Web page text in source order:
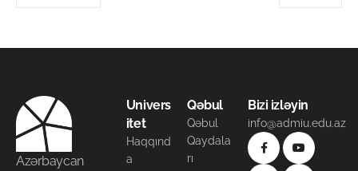
Azərbaycan
Univers
itet
Haqqınd
a
Qəbul
Qəbul
Qaydala
rı
Bizi izləyin
info@admiu.edu.az